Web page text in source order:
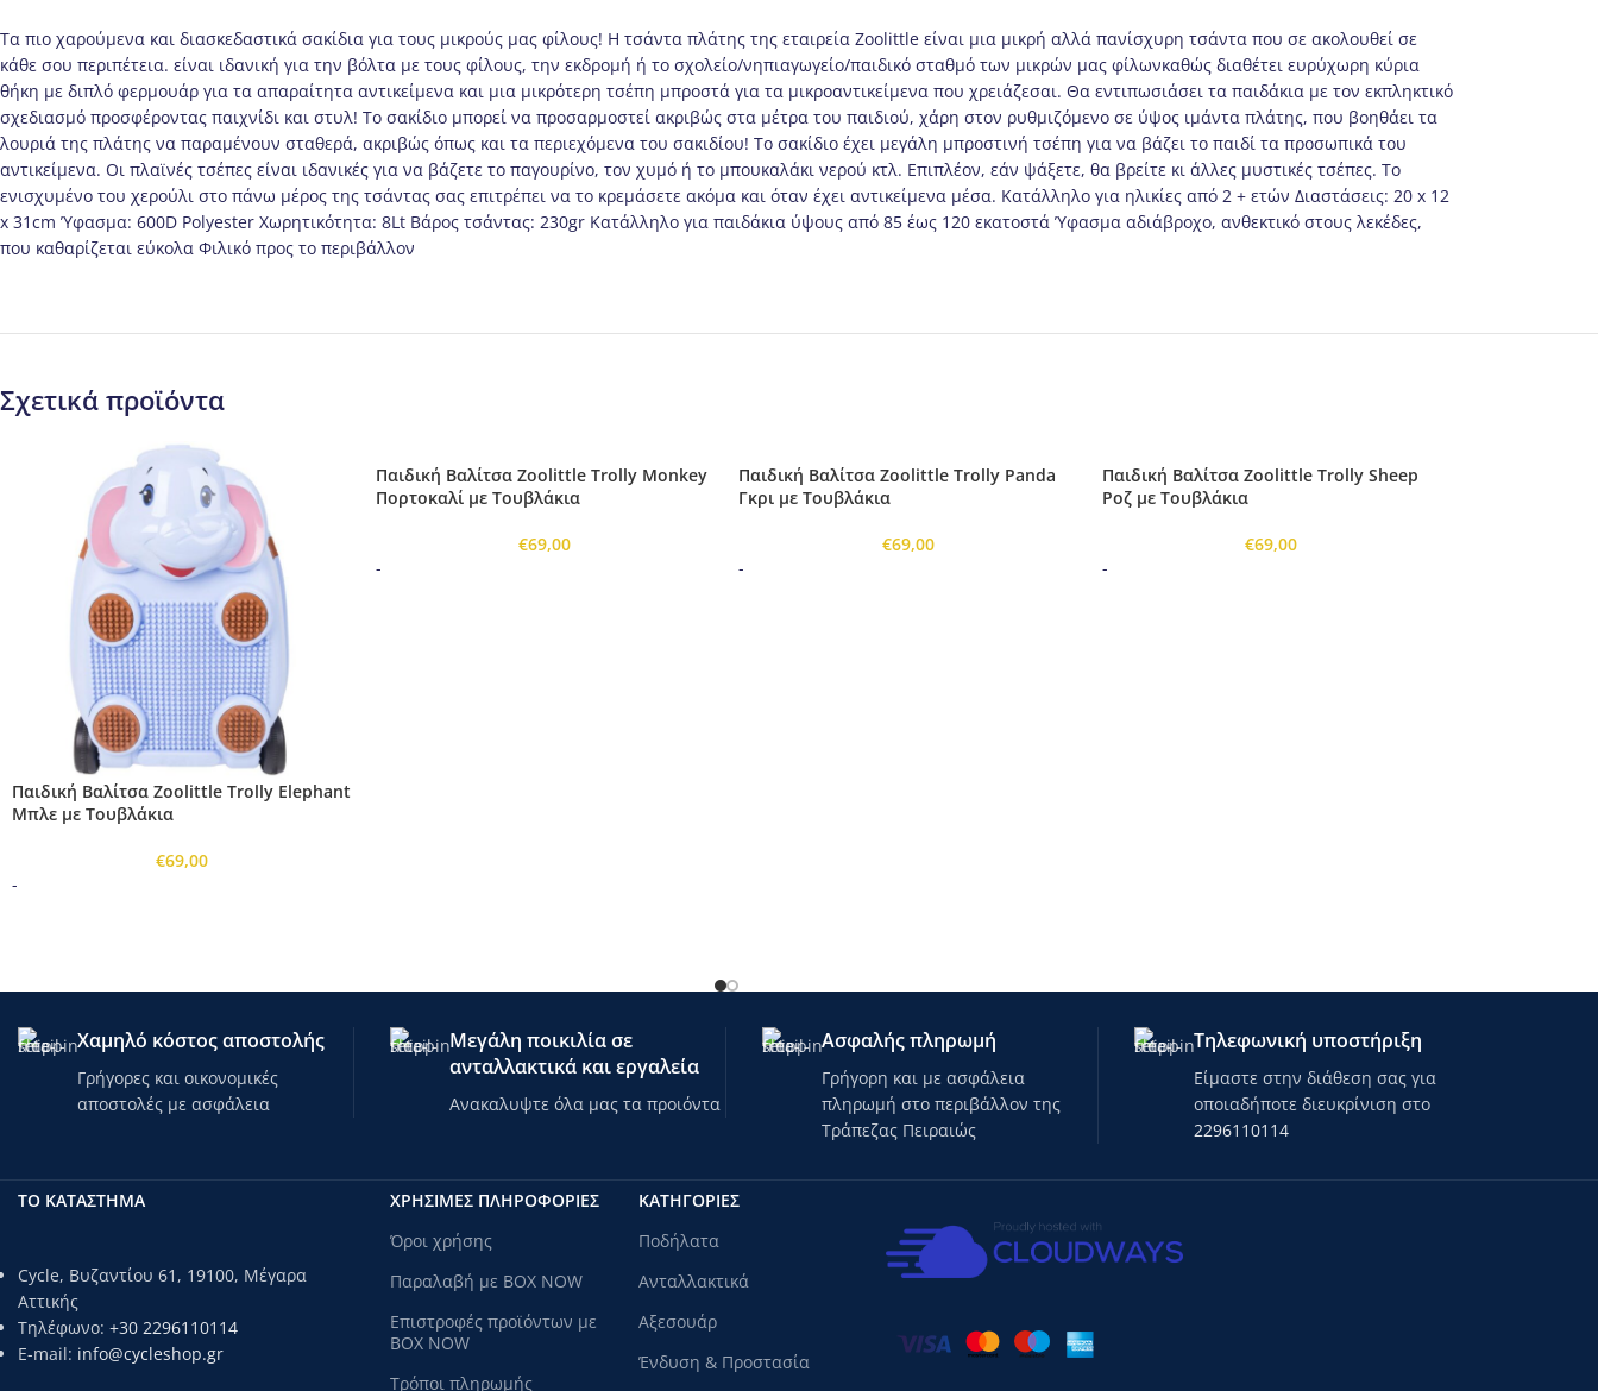
Tα πιο χαρούμενα και διασκεδαστικά σακίδια για τους μικρούς μας φίλους! Η τσάντα πλάτης της εταιρεία Zoolittle είναι μια μικρή αλλά πανίσχυρη τσάντα που σε ακολουθεί σε
κάθε σου περιπέτεια. είναι ιδανική για την βόλτα με τους φίλους, την εκδρομή ή το σχολείο/νηπιαγωγείο/παιδικό σταθμό των μικρών μας φίλωνκαθώς διαθέτει ευρύχωρη κύρια
θήκη με διπλό φερμουάρ για τα απαραίτητα αντικείμενα και μια μικρότερη τσέπη μπροστά για τα μικροαντικείμενα που χρειάζεσαι. Θα εντιπωσιάσει τα παιδάκια με τον εκπληκτικό
σχεδιασμό προσφέροντας παιχνίδι και στυλ! Το σακίδιο μπορεί να προσαρμοστεί ακριβώς στα μέτρα του παιδιού, χάρη στον ρυθμιζόμενο σε ύψος ιμάντα πλάτης, που βοηθάει τα
λουριά της πλάτης να παραμένουν σταθερά, ακριβώς όπως και τα περιεχόμενα του σακιδίου! Το σακίδιο έχει μεγάλη μπροστινή τσέπη για να βάζει το παιδί τα προσωπικά του
αντικείμενα. Οι πλαϊνές τσέπες είναι ιδανικές για να βάζετε το παγουρίνο, τον χυμό ή το μπουκαλάκι νερού κτλ. Επιπλέον, εάν ψάξετε, θα βρείτε κι άλλες μυστικές τσέπες. Το
ενισχυμένο του χερούλι στο πάνω μέρος της τσάντας σας επιτρέπει να το κρεμάσετε ακόμα και όταν έχει αντικείμενα μέσα. Κατάλληλο για ηλικίες από 2 + ετών Διαστάσεις: 20 x 12
x 31cm Ύφασμα: 600D Polyester Χωρητικότητα: 8Lt Βάρος τσάντας: 230gr Κατάλληλο για παιδάκια ύψους από 85 έως 120 εκατοστά Ύφασμα αδιάβροχο, ανθεκτικό στους λεκέδες,
που καθαρίζεται εύκολα Φιλικό προς το περιβάλλον
Σχετικά προϊόντα
Παιδική Βαλίτσα Zoolittle Trolly Elephant
Μπλε με Τουβλάκια
€69,00
-
Παιδική Βαλίτσα Zoolittle Trolly Monkey
Πορτοκαλί με Τουβλάκια
€69,00
-
Παιδική Βαλίτσα Zoolittle Trolly Panda
Γκρι με Τουβλάκια
€69,00
-
Παιδική Βαλίτσα Zoolittle Trolly Sheep
Ροζ με Τουβλάκια
€69,00
-
Χαμηλό κόστος αποστολής
Γρήγορες και οικονομικές
αποστολές με ασφάλεια
Μεγάλη ποικιλία σε
ανταλλακτικά και εργαλεία
Ανακαλυψτε όλα μας τα προιόντα
Ασφαλής πληρωμή
Γρήγορη και με ασφάλεια
πληρωμή στο περιβάλλον της
Τράπεζας Πειραιώς
Τηλεφωνική υποστήριξη
Είμαστε στην διάθεση σας για
οποιαδήποτε διευκρίνιση στο
2296110114
ΤΟ ΚΑΤΑΣΤΗΜΑ
Cycle, Βυζαντίου 61, 19100, Μέγαρα
Αττικής
Τηλέφωνο: +30 2296110114
E-mail: info@cycleshop.gr
ΧΡΗΣΙΜΕΣ ΠΛΗΡΟΦΟΡΙΕΣ
Όροι χρήσης
Παραλαβή με BOX NOW
Επιστροφές προϊόντων με
BOX NOW
Τρόποι πληρωμής
ΚΑΤΗΓΟΡΊΕΣ
Ποδήλατα
Ανταλλακτικά
Αξεσουάρ
Ένδυση & Προστασία